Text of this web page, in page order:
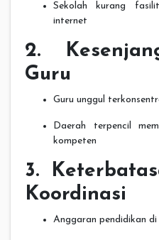
Sekolah kurang
internet
2.
Guru
Guru unggul
Daerah terpencil
kompeten
3.
Koordinasi
Anggaran pendidikan